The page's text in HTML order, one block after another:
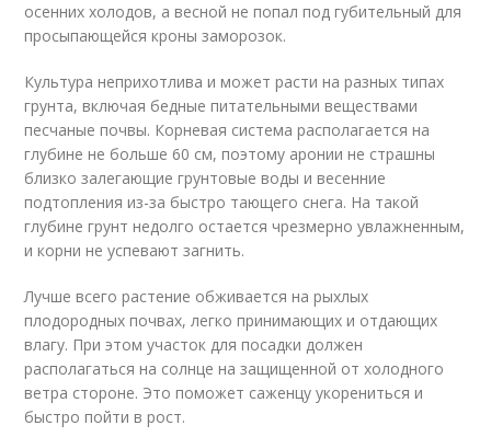
осенних холодов, а весной не попал под губительный для
просыпающейся кроны заморозок.
Культура неприхотлива и может расти на разных типах
грунта, включая бедные питательными веществами
песчаные почвы. Корневая система располагается на
глубине не больше 60 см, поэтому аронии не страшны
близко залегающие грунтовые воды и весенние
подтопления из-за быстро тающего снега. На такой
глубине грунт недолго остается чрезмерно увлажненным,
и корни не успевают загнить.
Лучше всего растение обживается на рыхлых
плодородных почвах, легко принимающих и отдающих
влагу. При этом участок для посадки должен
располагаться на солнце на защищенной от холодного
ветра стороне. Это поможет саженцу укорениться и
быстро пойти в рост.